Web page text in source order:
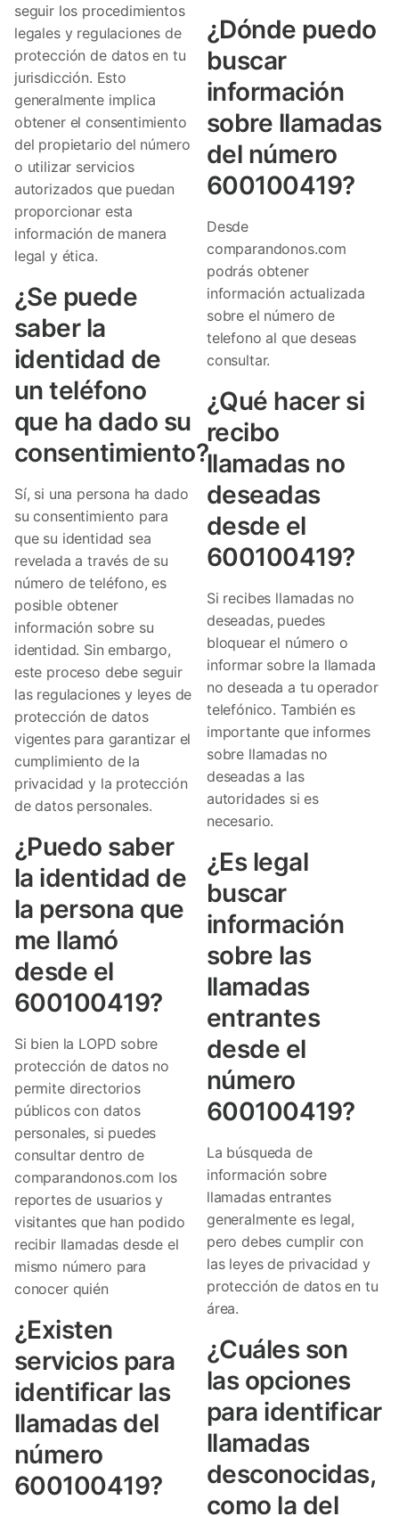
seguir los procedimientos
legales y regulaciones de
protección de datos en tu
jurisdicción. Esto
generalmente implica
obtener el consentimiento
del propietario del número
o utilizar servicios
autorizados que puedan
proporcionar esta
información de manera
legal y ética.
¿Se puede
saber la
identidad de
un teléfono
que ha dado su
consentimiento?
Sí, si una persona ha dado
su consentimiento para
que su identidad sea
revelada a través de su
número de teléfono, es
posible obtener
información sobre su
identidad. Sin embargo,
este proceso debe seguir
las regulaciones y leyes de
protección de datos
vigentes para garantizar el
cumplimiento de la
privacidad y la protección
de datos personales.
¿Puedo saber
la identidad de
la persona que
me llamó
desde el
600100419?
Si bien la LOPD sobre
protección de datos no
permite directorios
públicos con datos
personales, si puedes
consultar dentro de
comparandonos.com los
reportes de usuarios y
visitantes que han podido
recibir llamadas desde el
mismo número para
conocer quién
¿Existen
servicios para
identificar las
llamadas del
número
600100419?
¿Dónde puedo
buscar
información
sobre llamadas
del número
600100419?
Desde
comparandonos.com
podrás obtener
información actualizada
sobre el número de
telefono al que deseas
consultar.
¿Qué hacer si
recibo
llamadas no
deseadas
desde el
600100419?
Si recibes llamadas no
deseadas, puedes
bloquear el número o
informar sobre la llamada
no deseada a tu operador
telefónico. También es
importante que informes
sobre llamadas no
deseadas a las
autoridades si es
necesario.
¿Es legal
buscar
información
sobre las
llamadas
entrantes
desde el
número
600100419?
La búsqueda de
información sobre
llamadas entrantes
generalmente es legal,
pero debes cumplir con
las leyes de privacidad y
protección de datos en tu
área.
¿Cuáles son
las opciones
para identificar
llamadas
desconocidas,
como la del